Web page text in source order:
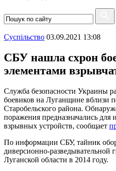
Суспiльство 03.09.2021 13:08
СБУ нашла схрон
элементами
Служба безопасности Украины
боевиков на Луганщине вблизи
Старобельского района.
поражения предназначались для
взрывных устройств, сообщает
По информации СБУ, тайник
диверсионно-разведывательной
Луганской области в 2014 году.